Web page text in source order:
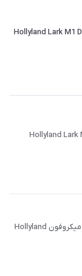
میکروفون بی‌سیم نسخه چهار میکروفون Hollyland